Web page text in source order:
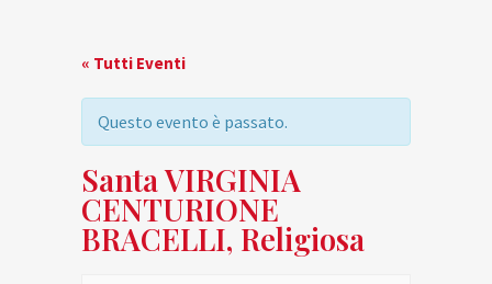
« Tutti Eventi
Questo evento è passato.
Santa VIRGINIA
CENTURIONE
BRACELLI, Religiosa